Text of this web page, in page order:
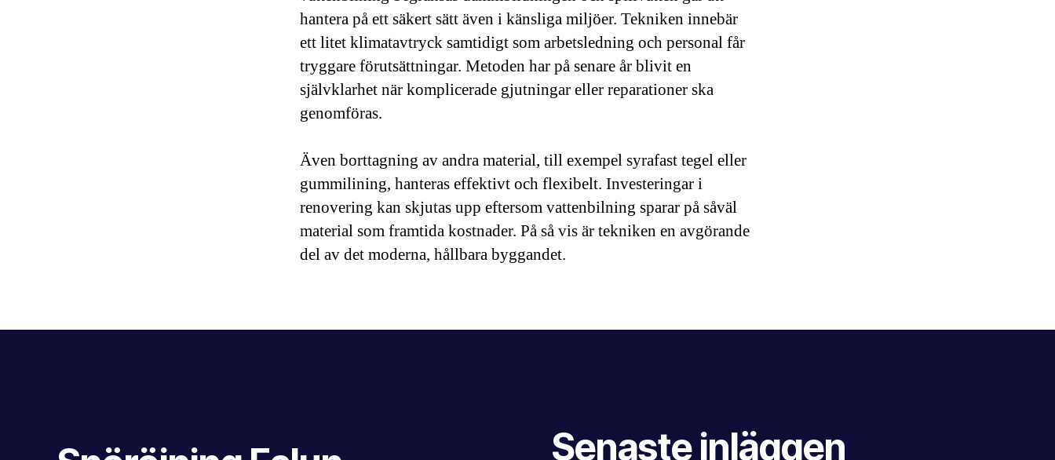
hantera på ett säkert sätt även i känsliga miljöer. Tekniken innebär
ett litet klimatavtryck samtidigt som arbetsledning och personal får
tryggare förutsättningar. Metoden har på senare år blivit en
självklarhet när komplicerade gjutningar eller reparationer ska
genomföras.
Även borttagning av andra material, till exempel syrafast tegel eller
gummilining, hanteras effektivt och flexibelt. Investeringar i
renovering kan skjutas upp eftersom vattenbilning sparar på såväl
material som framtida kostnader. På så vis är tekniken en avgörande
del av det moderna, hållbara byggandet.
Senaste inläggen